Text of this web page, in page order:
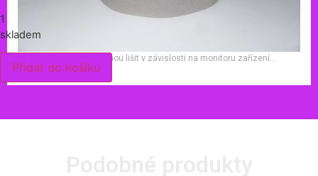
Barevné odstíny se mohou lišit v závislosti na monitoru zařízení…
1
skladem
Přidat do košíku